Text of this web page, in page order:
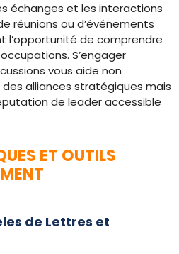
échanges et les interactions
réunions ou d’événements
l’opportunité de comprendre
S’engager
vous aide non
alliances stratégiques mais
de leader accessible
ET OUTILS
de Lettres et